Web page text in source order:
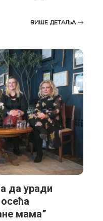
ВИШЕ ДЕТАЉА
да уради
мама”